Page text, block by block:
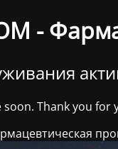
-
soon. Thank you for